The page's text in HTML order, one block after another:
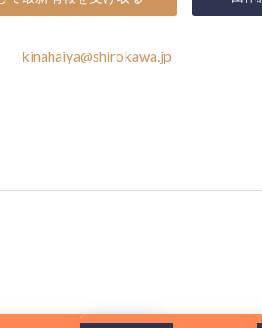
kinahaiya@shirokawa.jp